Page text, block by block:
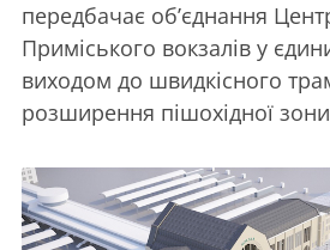
передбачає об’єднання
Приміського вокзалів у
виходом до швидкісного
розширення пішохідної